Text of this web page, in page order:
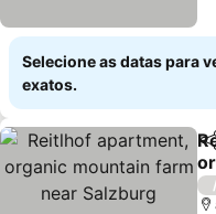
Selecione as datas para
exatos.
/